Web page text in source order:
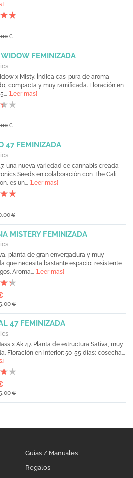
€
WIDOW FEMINIZADA
x Misty. Índica casi pura de aroma
compacta y muy ramificada. Floración en
[Leer más]
€
47 FEMINIZADA
una nueva variedad de cannabis creada
Seeds en colaboración con The Cali
es un... [Leer más]
€
MISTERY FEMINIZADA
planta de gran envergadura y muy
que necesita bastante espacio; resistente
Aroma... [Leer más]
€
47 FEMINIZADA
x Ak 47. Planta de estructura Sativa, muy
Floración en interior: 50-55 días; cosecha...
€
Guías / Manuales
Regalos